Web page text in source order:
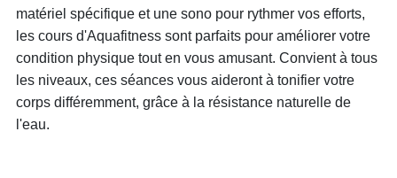
matériel spécifique et une sono pour rythmer vos efforts,
les cours d'Aquafitness sont parfaits pour améliorer votre
condition physique tout en vous amusant. Convient à tous
les niveaux, ces séances vous aideront à tonifier votre
corps différemment, grâce à la résistance naturelle de
l'eau.